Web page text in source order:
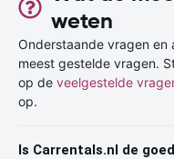
weten
Onderstaande vragen en
meest gestelde vragen.
op de veelgestelde
op.
Is Carrentals.nl de